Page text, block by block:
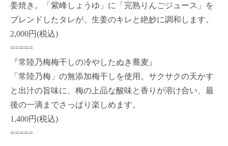
姜焼き。「紫峰しょうゆ」に「完熟りんごジュース」を
ブレンドしたタレが、生姜のキレと絶妙に調和します。
2,000円(税込)
=====
『常陸乃梅梅干しの冷やしたぬき蕎麦』
「常陸乃梅」の無添加梅干しを使用。サクサクの天かす
と出汁の旨味に、梅の上品な酸味と香りが溶け合い、最
後の一滴までさっぱり楽しめます。
1,400円(税込)
=====